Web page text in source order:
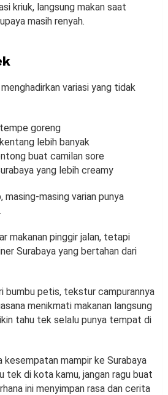
kriuk, langsung makan saat
masih renyah.
variasi yang tidak
goreng
lebih banyak
buat camilan sore
yang lebih creamy
masing-masing varian punya
makanan pinggir jalan, tetapi
Surabaya yang bertahan dari
bumbu petis, tekstur campurannya
menikmati makanan langsung
tahu tek selalu punya tempat di
kesempatan mampir ke Surabaya
tek di kota kamu, jangan ragu buat
ini menyimpan rasa dan cerita